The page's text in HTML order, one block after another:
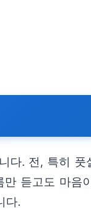
다. 전, 특히 풋
듣고도 마음
다.